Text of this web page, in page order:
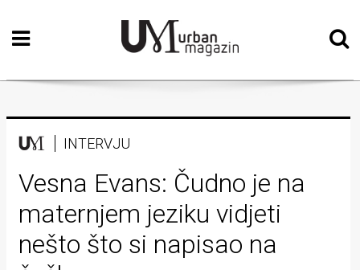
Početna
Vizualne
Teatar
Književnost
Muzika
Film
INTERVJU
Vesna Evans: Čudno je na
maternjem jeziku vidjeti
nešto što si napisao na